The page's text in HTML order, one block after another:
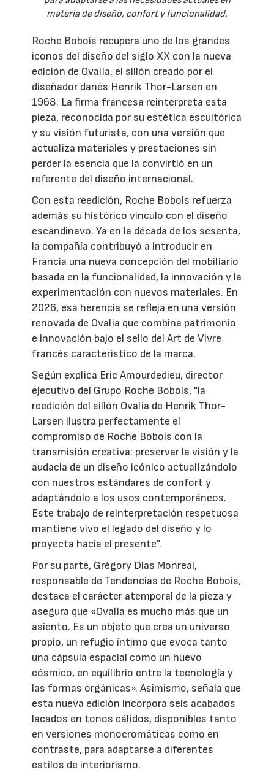
materia de diseño, confort y funcionalidad.
Roche Bobois recupera uno de los grandes
iconos del diseño del siglo XX con la nueva
edición de Ovalia, el sillón creado por el
diseñador danés Henrik Thor-Larsen en
1968. La firma francesa reinterpreta esta
pieza, reconocida por su estética escultórica
y su visión futurista, con una versión que
actualiza materiales y prestaciones sin
perder la esencia que la convirtió en un
referente del diseño internacional.
Con esta reedición, Roche Bobois refuerza
además su histórico vínculo con el diseño
escandinavo. Ya en la década de los sesenta,
la compañía contribuyó a introducir en
Francia una nueva concepción del mobiliario
basada en la funcionalidad, la innovación y la
experimentación con nuevos materiales. En
2026, esa herencia se refleja en una versión
renovada de Ovalia que combina patrimonio
e innovación bajo el sello del Art de Vivre
francés característico de la marca.
Según explica Eric Amourdedieu, director
ejecutivo del Grupo Roche Bobois, "la
reedición del sillón Ovalia de Henrik Thor-
Larsen ilustra perfectamente el
compromiso de Roche Bobois con la
transmisión creativa: preservar la visión y la
audacia de un diseño icónico actualizándolo
con nuestros estándares de confort y
adaptándolo a los usos contemporáneos.
Este trabajo de reinterpretación respetuosa
mantiene vivo el legado del diseño y lo
proyecta hacia el presente".
Por su parte, Grégory Dias Monreal,
responsable de Tendencias de Roche Bobois,
destaca el carácter atemporal de la pieza y
asegura que «Ovalia es mucho más que un
asiento. Es un objeto que crea un universo
propio, un refugio íntimo que evoca tanto
una cápsula espacial como un huevo
cósmico, en equilibrio entre la tecnología y
las formas orgánicas». Asimismo, señala que
esta nueva edición incorpora seis acabados
lacados en tonos cálidos, disponibles tanto
en versiones monocromáticas como en
contraste, para adaptarse a diferentes
estilos de interiorismo.